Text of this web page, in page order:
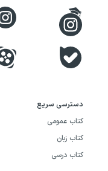
دسترسی سریع
کتاب عمومی
کتاب زبان
کتاب درسی